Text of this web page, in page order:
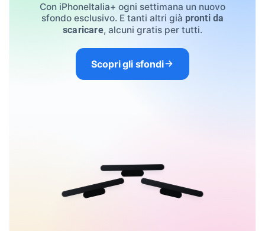
Con iPhoneItalia+ ogni settimana un nuovo
sfondo esclusivo. E tanti altri già pronti da
scaricare, alcuni gratis per tutti.
Scopri gli sfondi